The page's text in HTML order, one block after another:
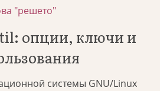
"решето"
опции, ключи и
системы GNU/Linux